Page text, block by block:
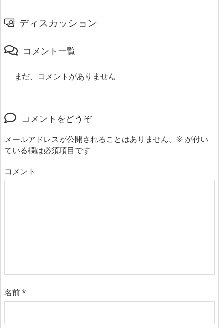
ディスカッション
コメント一覧
まだ、コメントがありません
コメントをどうぞ
メールアドレスが公開されることはありません。 ※ が付い
ている欄は必須項目です
コメント
名前*